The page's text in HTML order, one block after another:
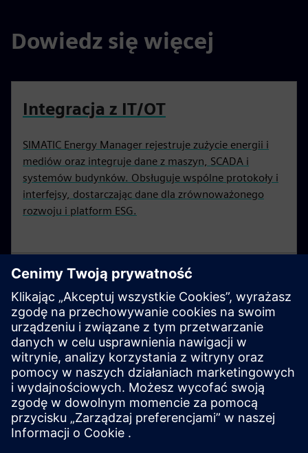
Dowiedz się więcej
Integracja z IT/OT
SIMATIC Energy Manager rejestruje zużycie energii i
mediów oraz integruje dane z maszyn, SCADA i
systemów budynków. Obsługuje wspólne protokoły i
interfejsy, dostarczając dane dla zrównoważonego
rozwoju i platform ESG.
SIMATIC S7-1200
Podstawowe sterowniki to inteligentny wybór dla
kompaktowych rozwiązań automatyki ze
zintegrowanymi funkcjami komunikacyjnymi i
technologicznymi. Sterowniki SIMATIC S7-1200 są
dostępne w wersji standardowej i bezpiecznej.